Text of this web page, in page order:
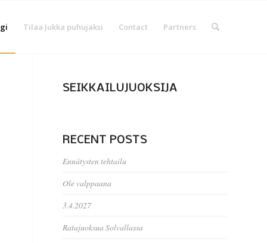
Tilaa Jukka puhujaksi Contact Partners
SEIKKAILUJUOKSIJA
RECENT POSTS
Ennätysten tehtailu
Ole valppaana
3.4.2027
Ratajuoksua Solvallassa